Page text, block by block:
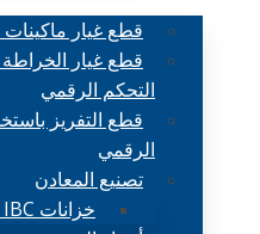
قطع غيار
قطع غيار
التحكم الرقمي
قطع التفريز
الرقمي
تصنيع المعادن
خزانات IBC من الفولاذ المقاوم للصدأ